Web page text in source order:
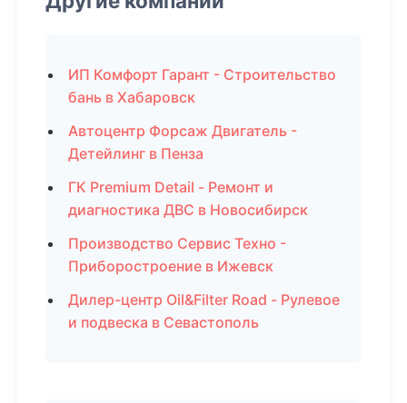
ИП Комфорт Гарант - Строительство
бань в Хабаровск
Автоцентр Форсаж Двигатель -
Детейлинг в Пенза
ГК Premium Detail - Ремонт и
диагностика ДВС в Новосибирск
Производство Сервис Техно -
Приборостроение в Ижевск
Дилер-центр Oil&Filter Road - Рулевое
и подвеска в Севастополь